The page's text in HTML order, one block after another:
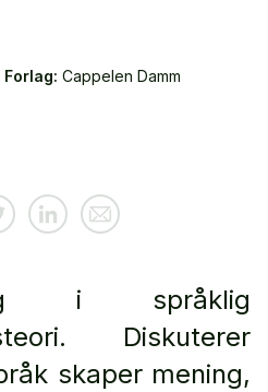
Forlag: Cappelen Damm
i språklig
Diskuterer
skaper mening,